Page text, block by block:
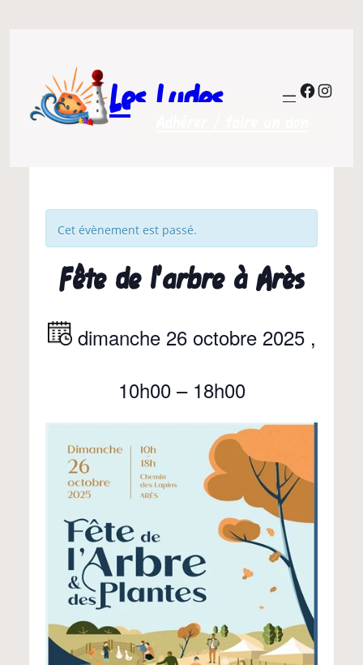
Les Ludes
Cet évènement est passé.
Fête de l’arbre à Arès
dimanche 26 octobre 2025 ,
10h00 – 18h00